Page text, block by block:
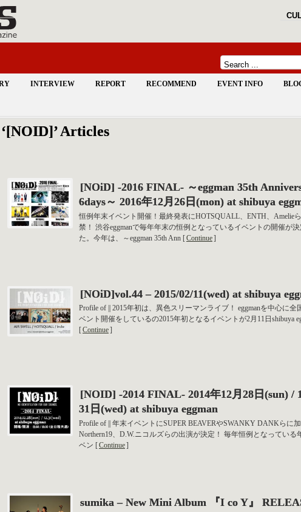
INTERVIEW REPORT RECOMMEND EVENT INFO
‘[NOID]’ Articles
[NOiD] -2016 FINAL- ～eggman 35th
6days～ 2016年12月26日(mon) at shibuya
恒例年末イベント開催！最終発表にHOTSQUALL、ENTH、Amelie
禁！ 渋谷eggmanで毎年年末の恒例となっているイベントの開催が決
た。今年は、～eggman 35th Ann [Continue]
[NOiD]vol.44 – 2015/02/11(wed) at shibuya
Profile of || 2015年初は、異色スリーマンライブ！ eggmanを中心に全
ベント開催をしているの2015年初となるイベントが2月11日shibuya
[Continue]
[NOID] -2014 FINAL- 2014年12月28日(sun) /
31日(wed) at shibuya eggman
Profile of || 年末イベントにSUPER BEAVERやSWANKY DANKらに加
Northern19、D.W.ニコルズらの出演が決定！ 毎年恒例となっている
ベン [Continue]
sumika – New Mini Album 『I co Y』